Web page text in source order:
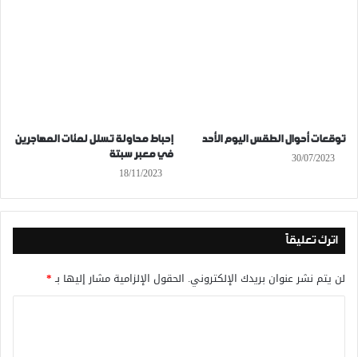
توقعات أحوال الطقس اليوم الأحد
30/07/2023
إحباط محاولة تسلل لمئات المهاجرين
في معبر سبتة
18/11/2023
اترك تعليقاً
لن يتم نشر عنوان بريدك الإلكتروني. الحقول الإلزامية مشار إليها بـ*